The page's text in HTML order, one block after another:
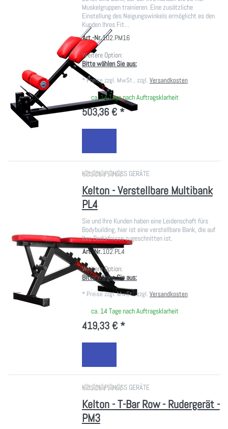
Muskelgruppen trainieren. Eine zusätzliche
Einstellung des Neigungswinkels ermöglicht es den
Kunden Ihres Fit…
Art.-Nr.102.PM16
Weitere Option:
Bitte wählen Sie aus:
*Preise zzgl. MwSt., zzgl. Versandkosten
ca. 14 Tage nach Auftragsklarheit
503,36 € *
KELTON FITNESS GERÄTEZu diesem Produkt liegen noch
Kelton - Verstellbare Multibank
PL4
Sie und Ihre Kunden haben eine Leidenschaft fürs
Bodybuilding, hier ist eine verstellbare Bank, die auf
Ihre Bedürfnisse zugeschnitten ist.
Art.-Nr.102.PL4
Weitere Option:
Bitte wählen Sie aus:
* Preise zzgl. MwSt., zzgl. Versandkosten
ca. 14 Tage nach Auftragsklarheit
419,33 € *
KELTON FITNESS GERÄTEZu diesem Produkt liegen noch
Kelton - T-Bar Row - Rudergerät -
PM3